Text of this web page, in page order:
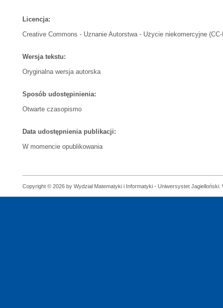
Licencja:
Creative Commons - Uznanie Autorstwa - Użycie niekomercyjne (CC-
Wersja tekstu:
Oryginalna wersja autorska
Sposób udostępinienia:
Otwarte czasopismo
Data udostępnienia publikacji:
W momencie opublikowania
Copyright © 2026 by Wydział Matematyki i Informatyki - Uniwersystet